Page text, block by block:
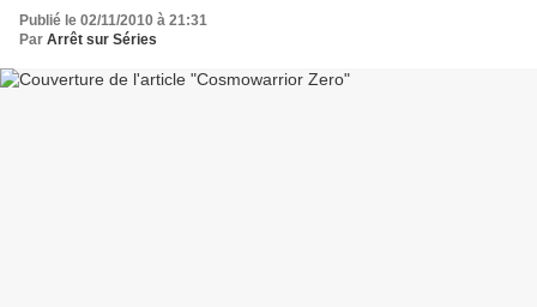
Publié le 02/11/2010 à 21:31
Par Arrêt sur Séries